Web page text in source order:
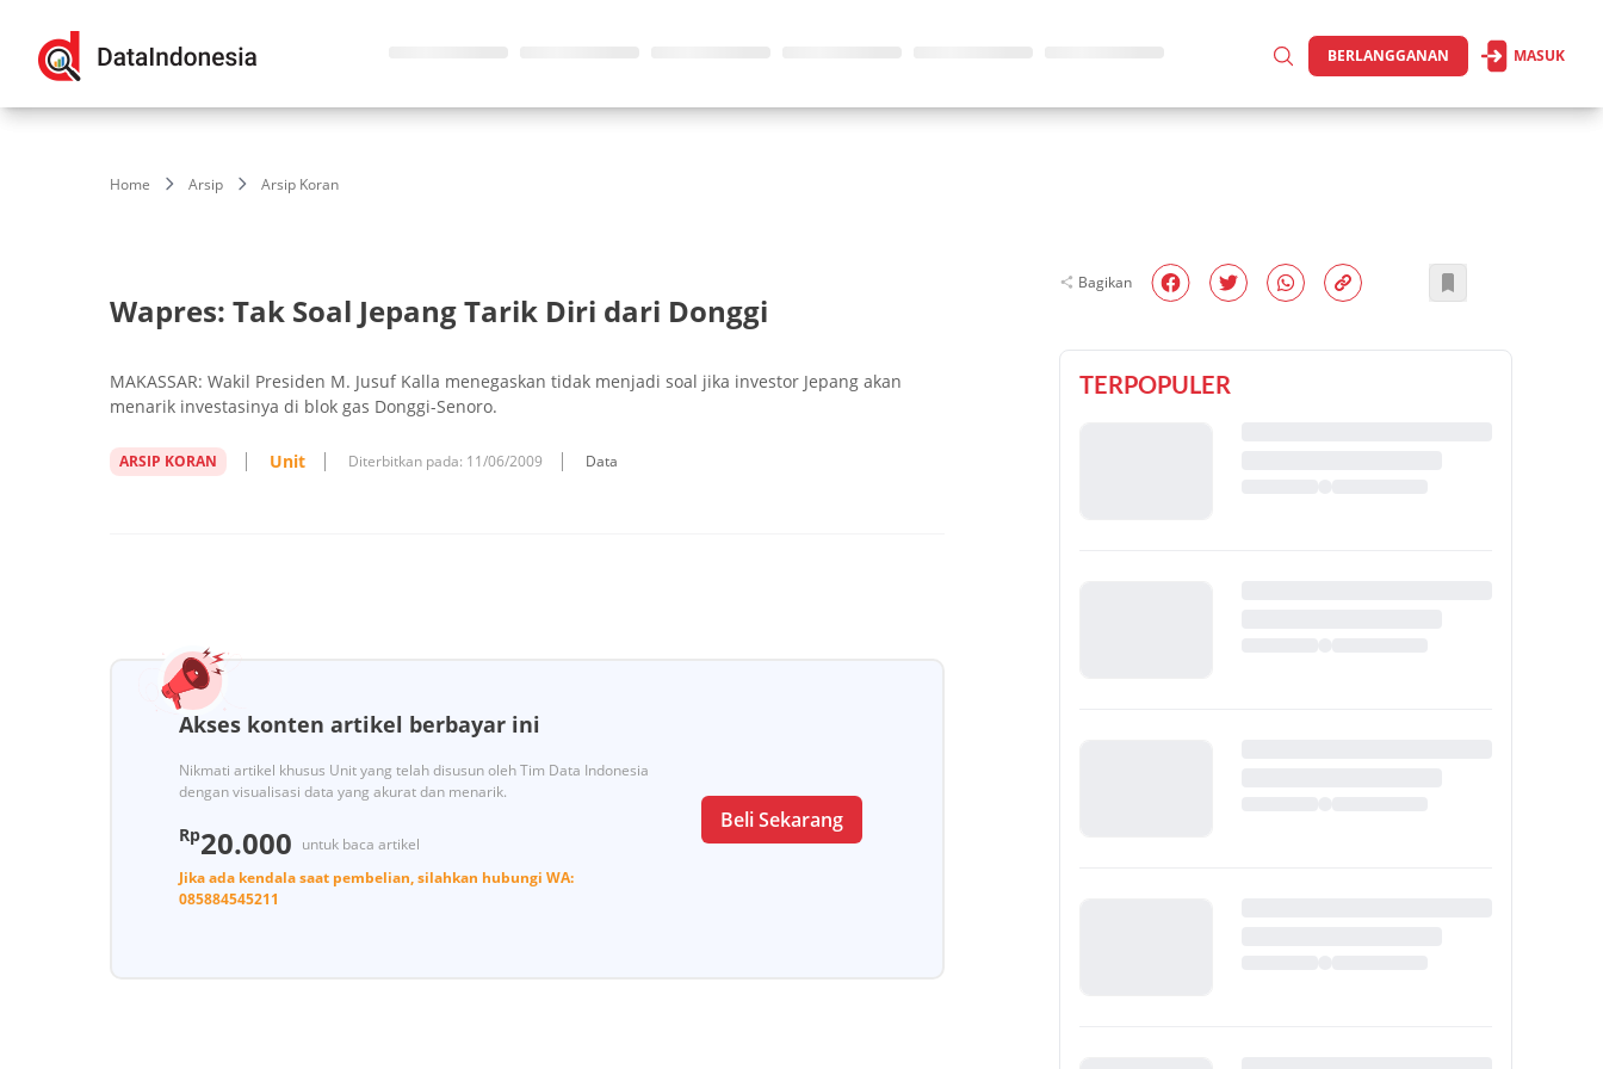
BERLANGGANAN MASUK
Home Arsip Arsip Koran
Wapres: Tak Soal Jepang Tarik Diri dari Donggi
MAKASSAR: Wakil Presiden M. Jusuf Kalla menegaskan tidak menjadi soal jika investor Jepang akan
menarik investasinya di blok gas Donggi-Senoro.
ARSIP KORAN Unit Diterbitkan pada: 11/06/2009 Data
Akses konten artikel berbayar ini
Nikmati artikel khusus Unit yang telah disusun oleh Tim Data Indonesia
dengan visualisasi data yang akurat dan menarik.
Rp20.000 untuk baca artikel
Jika ada kendala saat pembelian, silahkan hubungi WA:
085884545211
Beli Sekarang
Bagikan
TERPOPULER